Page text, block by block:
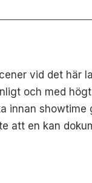
vid det här
och med
innan showtime
att en kan